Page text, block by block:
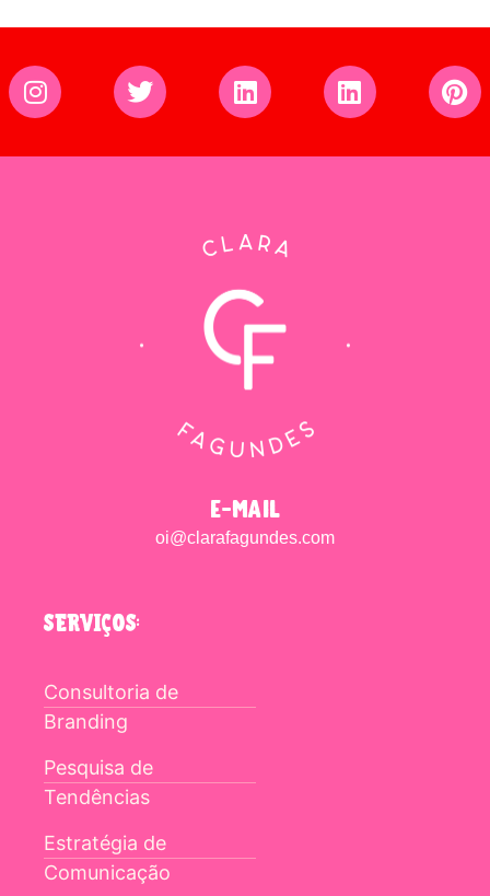
e-mail
oi@clarafagundes.com
SERVIÇOS:
Consultoria de
Branding
Pesquisa de
Tendências
Estratégia de
Comunicação